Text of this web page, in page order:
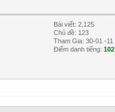
Bài viết: 2,125
Chủ đề: 123
Tham Gia: 30-01 -11
Điểm danh tiếng:102